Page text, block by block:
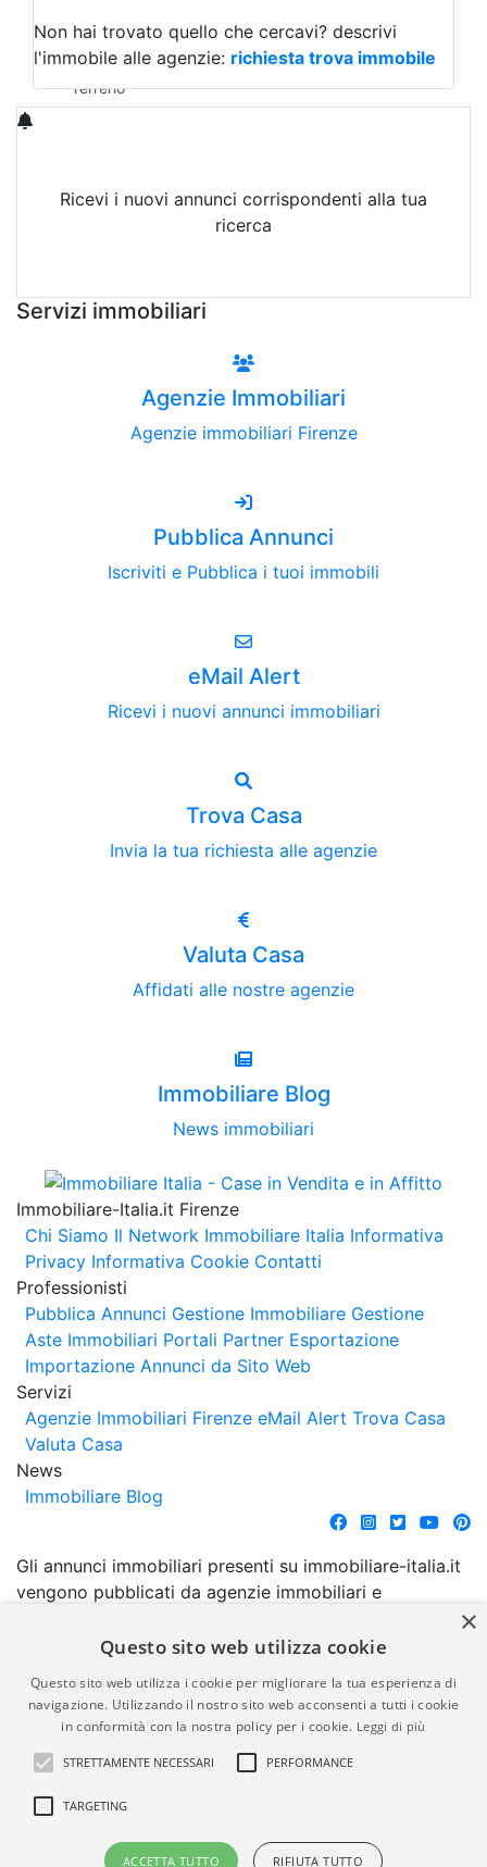
Qualsiasi
Terreno edificabile
Terreno
Non hai trovato quello che cercavi? descrivi
l'immobile alle agenzie: richiesta trova immobile
Ricevi i nuovi annunci corrispondenti alla tua
ricerca
Servizi immobiliari
Agenzie Immobiliari
Agenzie immobiliari Firenze
Pubblica Annunci
Iscriviti e Pubblica i tuoi immobili
eMail Alert
Ricevi i nuovi annunci immobiliari
Trova Casa
Invia la tua richiesta alle agenzie
Valuta Casa
Affidati alle nostre agenzie
Immobiliare Blog
News immobiliari
Immobiliare-Italia.it Firenze
Chi Siamo Il Network Immobiliare Italia Informativa
Privacy Informativa Cookie Contatti
Professionisti
Pubblica Annunci Gestione Immobiliare Gestione
Aste Immobiliari Portali Partner Esportazione
Importazione Annunci da Sito Web
Servizi
Agenzie Immobiliari Firenze eMail Alert Trova Casa
Valuta Casa
News
Immobiliare Blog
Gli annunci immobiliari presenti su immobiliare-italia.it
vengono pubblicati da agenzie immobiliari e
comporta l'approvazione o l'avallo da parte di
garanzia da parte di quest'ultima. immobiliare-italia.it
quindi non è responsabile della veridicità, della
correttezza, della completezza, della normativa in
materia di privacy e/o di alcun altro aspetto dei
suddetti annunci.
© Copyright 2007 - 2026
Powered by
×
Questo sito web utilizza cookie
Questo sito web utilizza i cookie per migliorare la tua esperienza di
navigazione. Utilizzando il nostro sito web acconsenti a tutti i cookie
in conformità con la nostra policy per i cookie. Leggi di più
STRETTAMENTE NECESSARI PERFORMANCE
TARGETING
ACCETTA TUTTO RIFIUTA TUTTO